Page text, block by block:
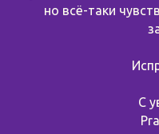
но всё-таки
С